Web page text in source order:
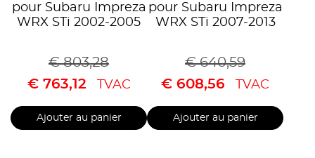
pour Subaru Impreza
WRX STi 2002-2005
€803,28
€763,12 TVAC
Ajouter au panier
pour Subaru Impreza
WRX STi 2007-2013
€640,59
€ 608,56 TVAC
Ajouter au panier